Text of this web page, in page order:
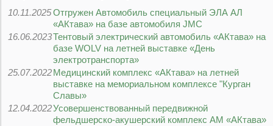
10.11.2025Отгружен Автомобиль специальный ЭЛА АЛ
«АКтава» на базе автомобиля JMC
16.06.2023Тентовый электрический автомобиль «АКтава» на
базе WOLV на летней выставке «День
электротранспорта»
25.07.2022Медицинский комплекс «АКтава» на летней
выставке на мемориальном комплексе "Курган
Славы»
12.04.2022Усовершенствованный передвижной
фельдшерско-акушерский комплекс АМ «АКтава»